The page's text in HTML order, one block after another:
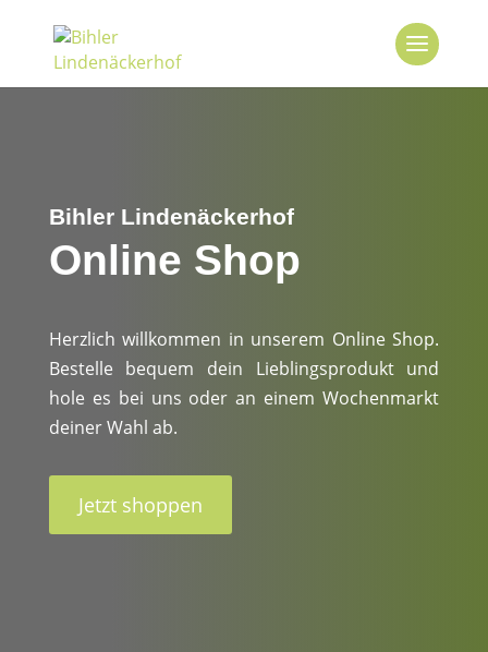
Bihler Lindenäckerhof
Online Shop
Herzlich willkommen in unserem Online Shop.
Bestelle bequem dein Lieblingsprodukt und
hole es bei uns oder an einem Wochenmarkt
deiner Wahl ab.
Jetzt shoppen